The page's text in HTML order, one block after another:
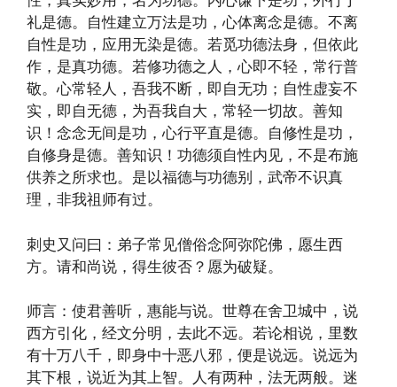
礼是德。自性建立万法是功，心体离念是德。不离
自性是功，应用无染是德。若觅功德法身，但依此
作，是真功德。若修功德之人，心即不轻，常行普
敬。心常轻人，吾我不断，即自无功；自性虚妄不
实，即自无德，为吾我自大，常轻一切故。善知
识！念念无间是功，心行平直是德。自修性是功，
自修身是德。善知识！功德须自性内见，不是布施
供养之所求也。是以福德与功德别，武帝不识真
理，非我祖师有过。
刺史又问曰：弟子常见僧俗念阿弥陀佛，愿生西
方。请和尚说，得生彼否？愿为破疑。
师言：使君善听，惠能与说。世尊在舍卫城中，说
西方引化，经文分明，去此不远。若论相说，里数
有十万八千，即身中十恶八邪，便是说远。说远为
其下根，说近为其上智。人有两种，法无两般。迷